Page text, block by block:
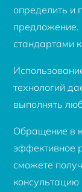
определить и
предложение.
стандартами
технологий
выполнять
Обращение в
эффективное
сможете